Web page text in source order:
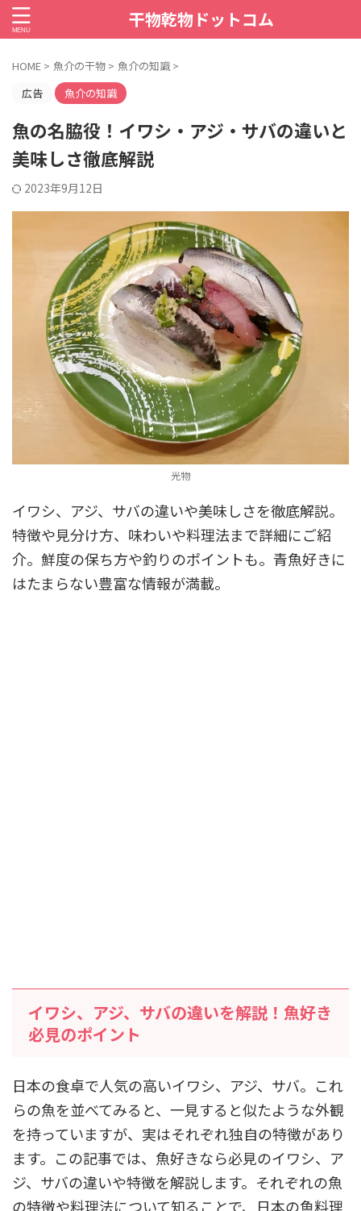
干物乾物ドットコム
HOME > 魚介の干物 > 魚介の知識 >
広告
魚介の知識
魚の名脇役！イワシ・アジ・サバの違いと
美味しさ徹底解説
2023年9月12日
光物
イワシ、アジ、サバの違いや美味しさを徹底解説。
特徴や見分け方、味わいや料理法まで詳細にご紹
介。鮮度の保ち方や釣りのポイントも。青魚好きに
はたまらない豊富な情報が満載。
イワシ、アジ、サバの違いを解説！魚好き
必見のポイント
日本の食卓で人気の高いイワシ、アジ、サバ。これ
らの魚を並べてみると、一見すると似たような外観
を持っていますが、実はそれぞれ独自の特徴があり
ます。この記事では、魚好きなら必見のイワシ、ア
ジ、サバの違いや特徴を解説します。それぞれの魚
の特徴や料理法について知ることで、日本の魚料理